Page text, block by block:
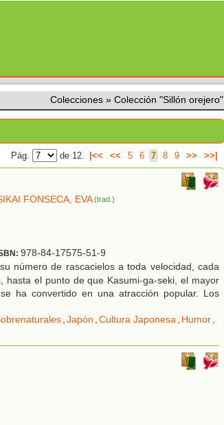
Colecciones » Colección "Sillón orejero"
Pág. de 12. |<< << 5 6 7 8 9 >> >>|
FONSECA, EVA(trad.)
978-84-17575-51-9
número de rascacielos a toda velocidad, cada
hasta el punto de que Kasumi-ga-seki, el mayor
ha convertido en una atracción popular. Los
,Japón ,Cultura Japonesa, Humor,